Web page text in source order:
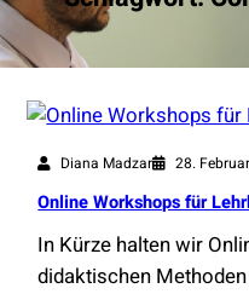
Diana Madzar 28.
Online Workshops für
In Kürze halten wir
didaktischen